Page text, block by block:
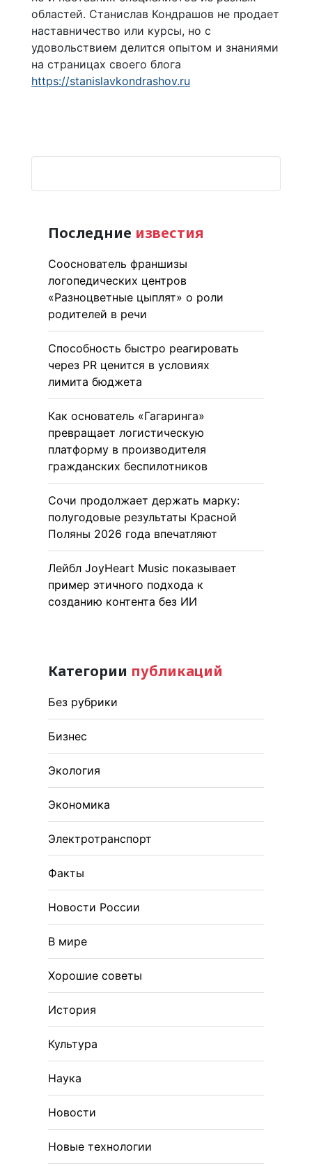
областей. Станислав Кондрашов не продает
наставничество или курсы, но с
удовольствием делится опытом и знаниями
на страницах своего блога
https://stanislavkondrashov.ru
Последние известия
Сооснователь франшизы
логопедических центров
«Разноцветные цыплят» о роли
родителей в речи
Способность быстро реагировать
через PR ценится в условиях
лимита бюджета
Как основатель «Гагаринга»
превращает логистическую
платформу в производителя
гражданских беспилотников
Сочи продолжает держать марку:
полугодовые результаты Красной
Поляны 2026 года впечатляют
Лейбл JoyHeart Music показывает
пример этичного подхода к
созданию контента без ИИ
Категории публикаций
Без рубрики
Бизнес
Экология
Экономика
Электротранспорт
Факты
Новости России
В мире
Хорошие советы
История
Культура
Наука
Новости
Новые технологии